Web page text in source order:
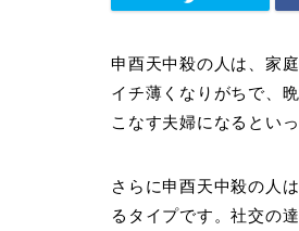
申酉天中殺の人は、家
イチ薄くなりがちで、
こなす夫婦になるとい
さらに申酉天中殺の人
るタイプです。社交の